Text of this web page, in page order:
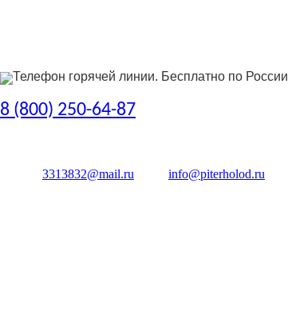
Телефон горячей линии. Бесплатно по России
8 (800) 250-64-87
3313832@mail.ru info@piterholod.ru